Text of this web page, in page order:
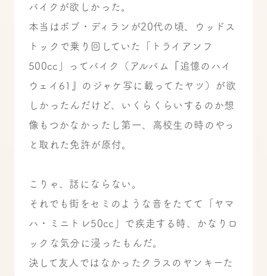
バイクが欲しかった。
本当はボブ・ディランが20代の頃、ウッドス
トックで乗り回していた「トライアンフ
500cc」ってバイク（アルバム『追憶のハイ
ウェイ61』のジャケ写に載ってたヤツ）が欲
しかったんだけど、いくらくらいするのか想
像もつかなかったし第一、高校生の時のやっ
と取れた免許が原付。
こりゃ、話にならない。
それでも街をセミのような音をたてて「ヤマ
ハ・ミニトレ50cc」で疾走する時、かなりロ
ックな気分に浸ったもんだ。
決して友人ではなかったクラスのヤンキーた